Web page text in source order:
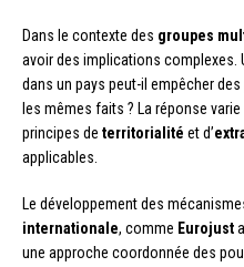
Dans le contexte des groupes
avoir des implications
dans un pays peut-il empêcher
les mêmes faits ? La réponse
principes de territorialité et d’
applicables.
Le développement des
internationale, comme Eurojust
une approche coordonnée des